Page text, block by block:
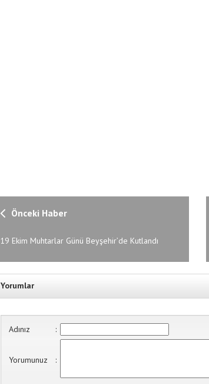
Önceki Haber
19 Ekim Muhtarlar Günü Beyşehir’de Kutlandı
Yorumlar
Adınız :
Yorumunuz :